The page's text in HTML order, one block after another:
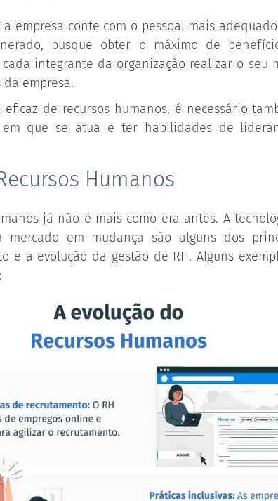
empresa conte com o pessoal mais
busque obter o máximo de
integrante da organização realizar o seu
empresa.
eficaz de recursos humanos, é necessário
em que se atua e ter habilidades de
Humanos
já não é mais como era antes. A
em mudança são alguns dos
e a evolução da gestão de RH. Alguns